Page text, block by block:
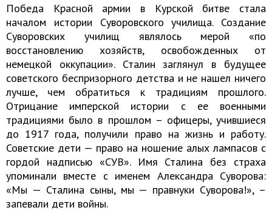
Победа Красной армии в Курской битве стала
началом истории Суворовского училища. Создание
Суворовских училищ являлось мерой «по
восстановлению хозяйств, освобожденных от
немецкой оккупации». Сталин заглянул в будущее
советского беспризорного детства и не нашел ничего
лучше, чем обратиться к традициям прошлого.
Отрицание имперской истории с ее военными
традициями было в прошлом – офицеры, учившиеся
до 1917 года, получили право на жизнь и работу.
Советские дети — право на ношение алых лампасов с
гордой надписью «СУВ». Имя Сталина без страха
упоминали вместе с именем Александра Суворова:
«Мы — Сталина сыны, мы — правнуки Суворова!», –
запевали дети войны.